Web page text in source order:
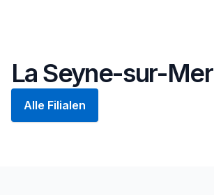
La Seyne-sur-Mer
Alle Filialen